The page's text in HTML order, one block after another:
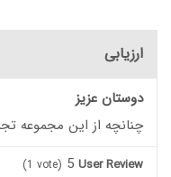
ارزیابی
دوستان عزیز
چنانچه از این مجموعه
User Review
5
(1 vote)